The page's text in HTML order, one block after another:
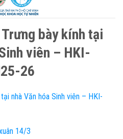
bày kính tại
viên – HKI-
26
nhà Văn hóa Sinh viên – HKI-
14/3